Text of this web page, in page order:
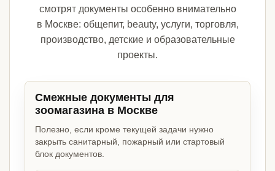
смотрят документы особенно внимательно
в Москве: общепит, beauty, услуги, торговля,
производство, детские и образовательные
проекты.
Смежные документы для
зоомагазина в Москве
Полезно, если кроме текущей задачи нужно
закрыть санитарный, пожарный или стартовый
блок документов.